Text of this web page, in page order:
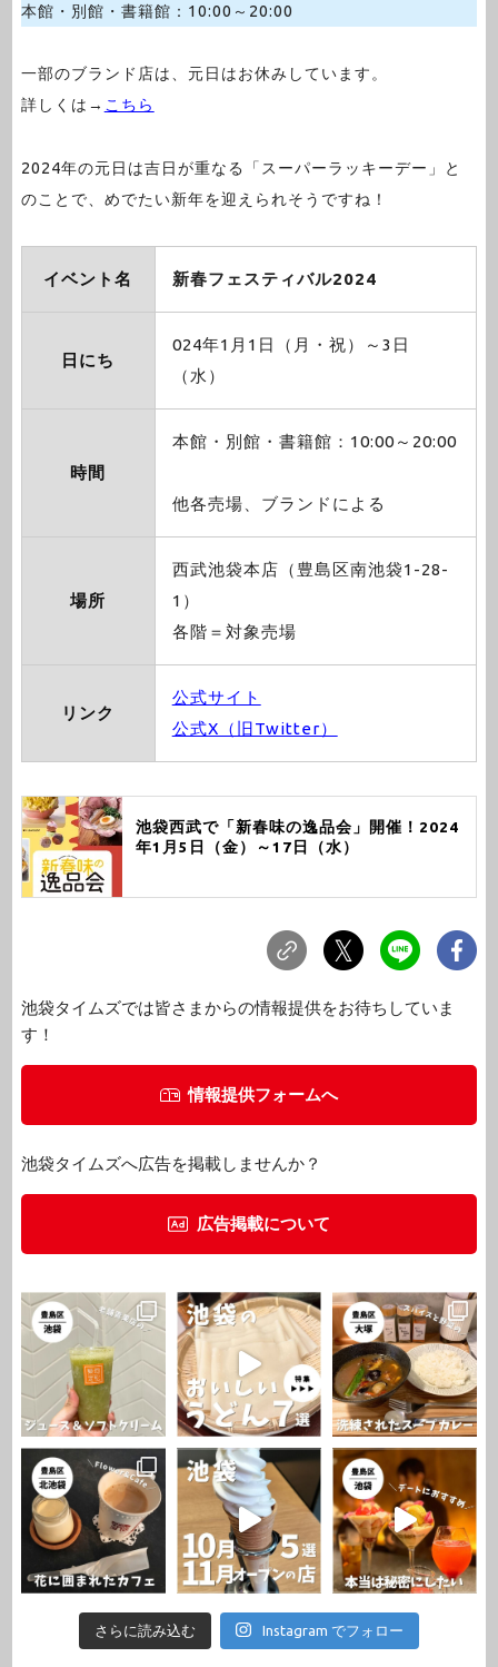
本館・別館・書籍館：10:00～20:00
一部のブランド店は、元日はお休みしています。
詳しくは→ こちら
2024年の元日は吉日が重なる「スーパーラッキーデー」と
のことで、めでたい新年を迎えられそうですね！
イベント名 新春フェスティバル2024
日にち
024年1月1日（月・祝）～3日
（水）
時間
本館・別館・書籍館：10:00～20:00
他各売場、ブランドによる
場所
西武池袋本店（豊島区南池袋1-28-
1）
各階＝対象売場
リンク
公式サイト
公式X（旧Twitter）
池袋西武で「新春味の逸品会」開催！2024
年1月5日（金）～17日（水）
池袋タイムズでは皆さまからの情報提供をお待ちしていま
す！
情報提供フォームへ
池袋タイムズへ広告を掲載しませんか？
広告掲載について
さらに読み込む Instagram でフォロー